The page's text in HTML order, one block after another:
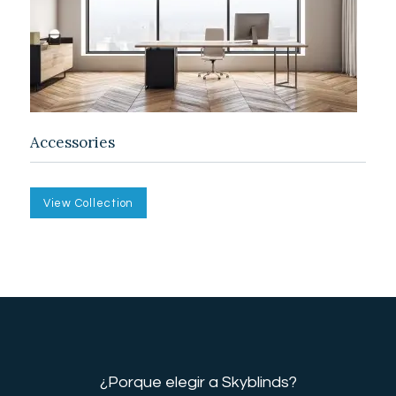
Accessories
View Collection
¿Porque elegir a Skyblinds?